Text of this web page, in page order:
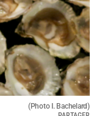
(Photo I. Bachelard)